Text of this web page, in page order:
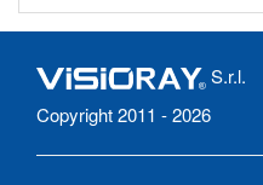
S.r.l.
Copyright 2011 - 2026